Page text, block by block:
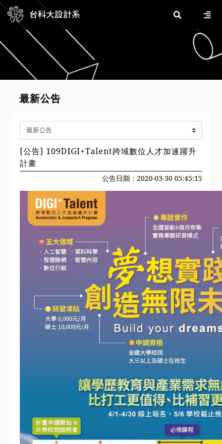
最新公告
[公告] 109DIGI+Talent跨域數位人才加速躍升
計畫
公告日期：2020-03-30 05:45:15